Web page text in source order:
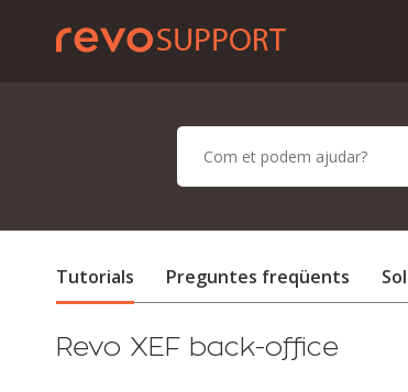
Tutorials Preguntes freqüents
Revo XEF back-office